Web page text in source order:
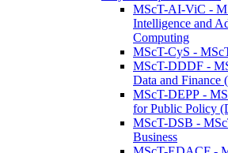
MScT-AI-ViC -
Intelligence and
Computing
MScT-CyS -
MScT-DDDF -
Data and Finance
MScT-DEPP -
for Public Policy
MScT-DSB -
Business